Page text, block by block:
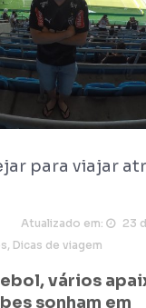
para viajar
Atualizado em:
23
, Dicas de viagem
vários
sonham em